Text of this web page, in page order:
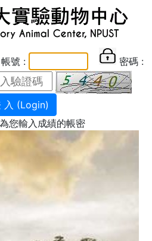
帳號 : 密碼 :
您輸入成績的帳密